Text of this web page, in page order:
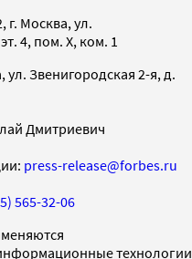
г. Москва, ул.
4, пом. X, ком. 1
ул. Звенигородская 2-я, д.
Дмитриевич
press-release@forbes.ru
565-32-06
технологии